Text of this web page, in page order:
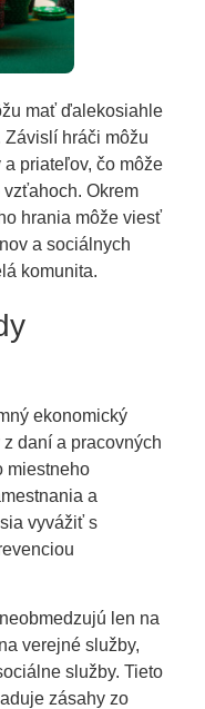
mať ďalekosiahle
hráči môžu
priateľov, čo môže
Okrem
hrania môže viesť
a sociálnych
komunita.
ekonomický
daní a pracovných
miestneho
a
vyvážiť s
len na
verejné služby,
služby. Tieto
zásahy zo